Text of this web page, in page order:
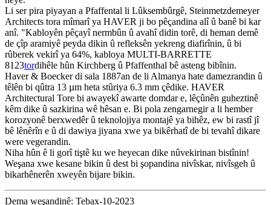
Li ser pira piyayan a Pfaffental li Lûksembûrgê, Steinmetzdemeyer
Architects tora mîmarî ya HAVER ji bo pêçandina alî û banê bi kar
anî. "Kabloyên pêçayî nermbûn û avahî didin torê, di heman demê
de çîp aramiyê peyda dikin û refleksên yekreng diafirînin, û bi
rûberek vekirî ya 64%, kabloya MULTI-BARRETTE
8123tordihêle hûn Kirchberg û Pfaffenthal bê asteng bibînin.
Haver & Boecker di sala 1887an de li Almanya hate damezrandin û
têlên bi qûtra 13 µm heta stûriya 6.3 mm çêdike. HAVER
Architectural Tore bi awayekî awarte domdar e, lêçûnên guheztinê
kêm dike û sazkirina wê hêsan e. Bi pola zengarnegir a li hember
korozyonê berxwedêr û teknolojiya montajê ya bihêz, ew bi rastî jî
bê lênêrîn e û di dawiya jiyana xwe ya bikêrhatî de bi tevahî dikare
were vegerandin.
Niha hûn ê li gorî tiştê ku we heyecan dike nûvekirinan bistînin!
Weşana xwe kesane bikin û dest bi şopandina nivîskar, nivîsgeh û
bikarhênerên xweyên bijare bikin.
Dema weşandinê: Tebax-10-2023